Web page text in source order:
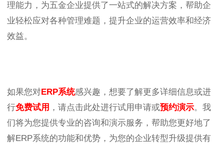
理能力，为五金企业提供了一站式的解决方案，帮助企
业轻松应对各种管理难题，提升企业的运营效率和经济
效益。
如果您对ERP系统感兴趣，想要了解更多详细信息或进
行免费试用 ，请点击此处进行试用申请或预约演示。我
们将为您提供专业的咨询和演示服务，帮助您更好地了
解ERP系统的功能和优势，为您的企业转型升级提供有